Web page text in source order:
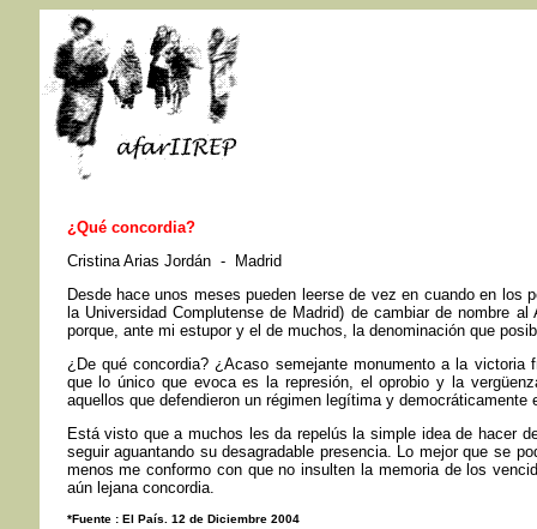
¿Qué concordia?
Cristina Arias Jordán - Madrid
Desde hace unos meses pueden leerse de vez en cuando en
la Universidad Complutense de Madrid) de cambiar de nombre
porque, ante mi estupor y el de muchos, la denominación que
¿De qué concordia? ¿Acaso semejante monumento a la victoria
que lo único que evoca es la represión, el oprobio y la
aquellos que defendieron un régimen legítima y democráticamente
Está visto que a muchos les da repelús la simple idea de hacer
seguir aguantando su desagradable presencia. Lo mejor que se
menos me conformo con que no insulten la memoria de los
aún lejana concordia.
*Fuente : El País. 12 de Diciembre 2004